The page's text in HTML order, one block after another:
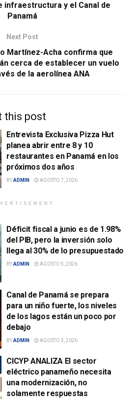
infraestructura y el Canal de
Panamá
Next Post
Martínez-Acha confirma que
cerca de establecer un vuelo
de la aerolínea ANA
this post
Entrevista Exclusiva Pizza Hut
planea abrir entre 8 y 10
restaurantes en Panamá en los
próximos dos años
BYADMIN AGOSTO 7, 2026
Déficit fiscal a junio es de 1.98%
del PIB, pero la inversión solo
llega al 30% de lo presupuestado
BYADMIN AGOSTO 5, 2026
Canal de Panamá se prepara
para un niño fuerte, los niveles
de los lagos están un poco por
debajo
BYADMIN AGOSTO 5, 2026
CICYP ANALIZA El sector
eléctrico panameño necesita
una modernización, no
solamente respuestas